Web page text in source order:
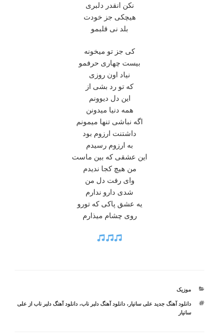
نکن انقدر دلبری
هیچکی جز خودت
بلد نی قلبمو
کی جز تو میخونه
بیست چهاری حرفمو
نیاد اون روزی
که تو رد بشی از
این دل دیوونم
همه دنیا میدونن
اگه نباشی تنها میمونم
داشتنت ارزوم بود
به ارزوم رسیدم
این عشقی که بین ماست
من هیچ کجا ندیدم
وای رفت دل من
شدی دارو ندارم
یه عشق پاکی که تورو‌
روی چشام میذارم
دسته‌ها
موزیک
برچسب‌ها
دانلود آهنگ جدید علی سانیار ،دانلود آهنگ دلبر ناب،دانلود آهنگ دلبر ناب از علی
سانیار